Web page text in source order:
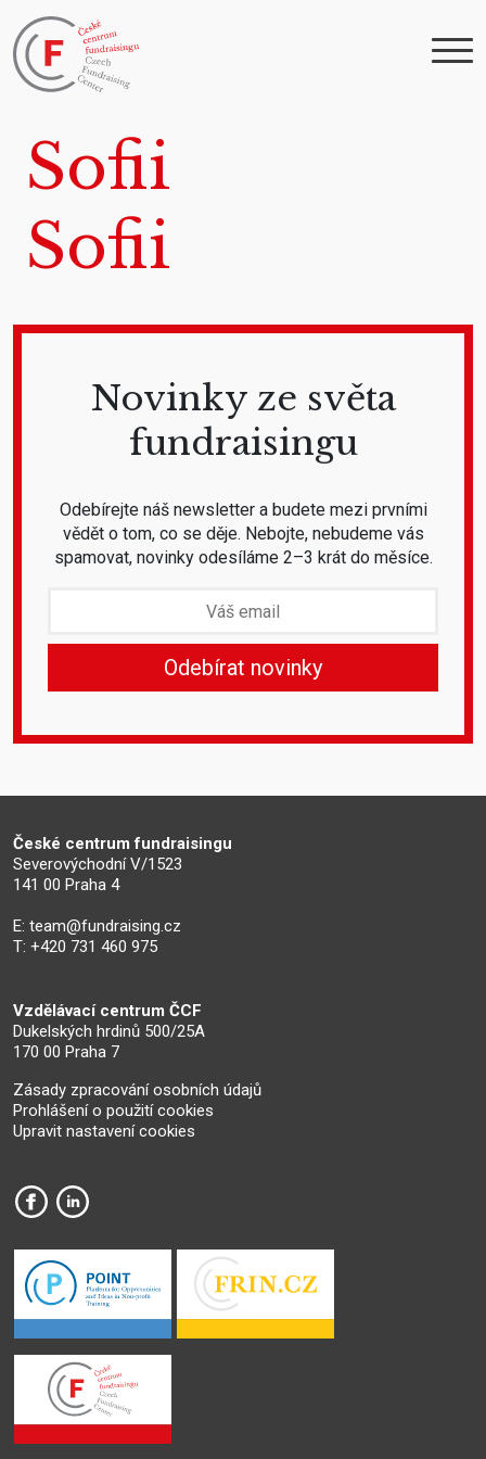
Sofii
Sofii
Novinky ze světa
fundraisingu
Odebírejte náš newsletter a budete mezi prvními
vědět o tom, co se děje. Nebojte, nebudeme vás
spamovat, novinky odesíláme 2–3 krát do měsíce.
České centrum fundraisingu
Severovýchodní V/1523
141 00 Praha 4
E: team@fundraising.cz
T: +420 731 460 975
Vzdělávací centrum ČCF
Dukelských hrdinů 500/25A
170 00 Praha 7
Zásady zpracování osobních údajů
Prohlášení o použití cookies
Upravit nastavení cookies